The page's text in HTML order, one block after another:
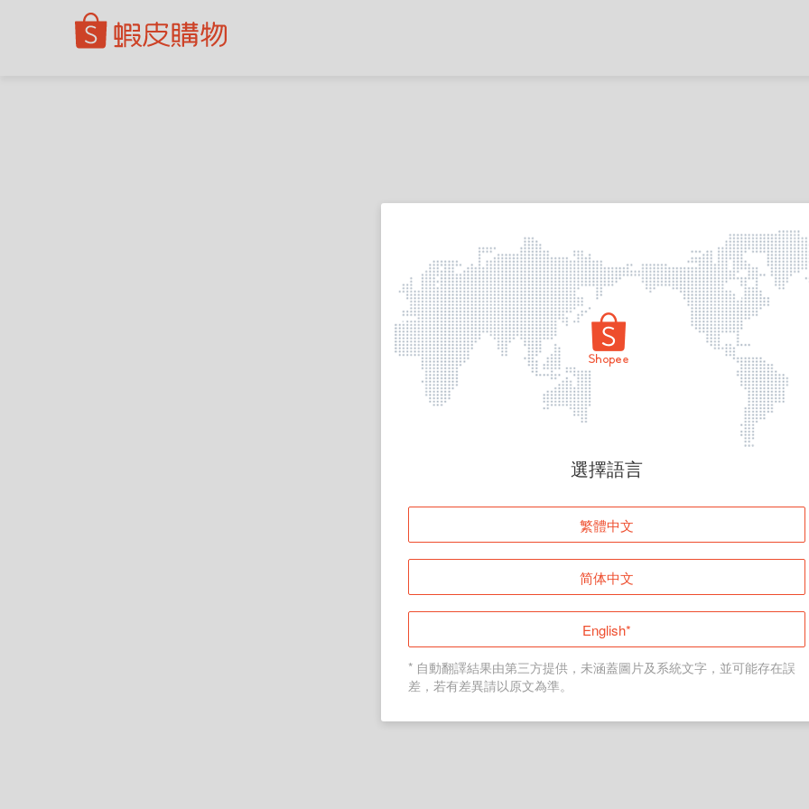
頁面無法顯示
登入
返回首頁
選擇語言
繁體中文
简体中文
English*
* 自動翻譯結果由第三方提供，未涵蓋圖片及系統文字，並可能存在誤
差，若有差異請以原文為準。